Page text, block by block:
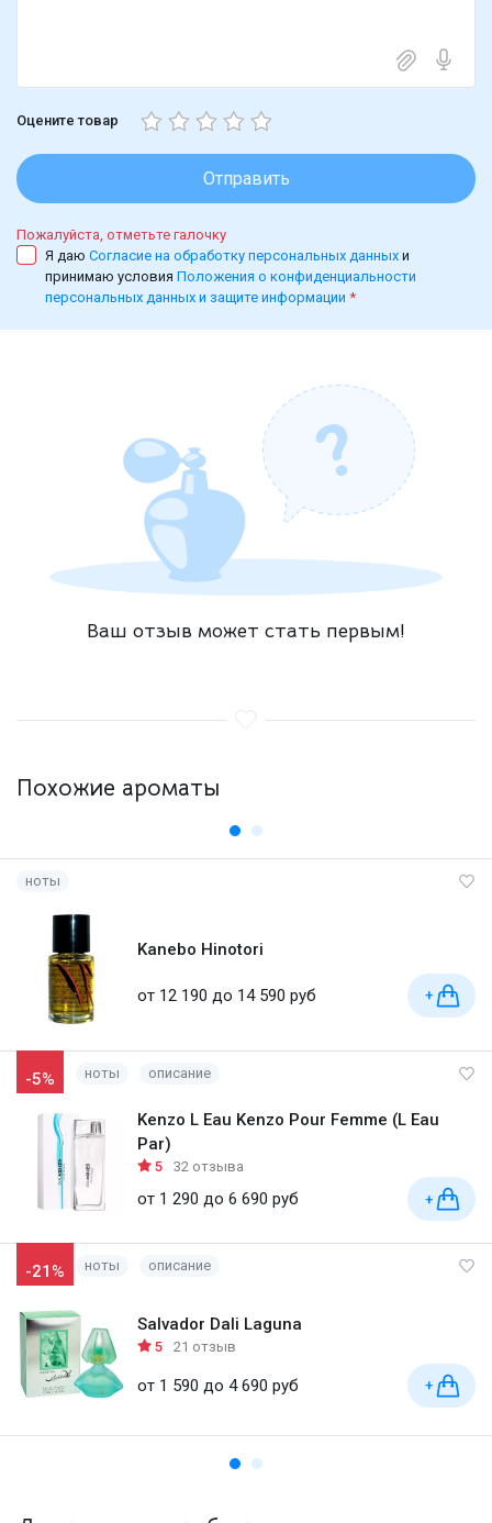
Оцените товар
Отправить
Пожалуйста, отметьте галочку
Я даю Согласие на обработку персональных данных и
принимаю условия Положения о конфиденциальности
персональных данных и защите информации *
Ваш отзыв может стать первым!
Похожие ароматы
ноты
Kanebo Hinotori
от 12 190 до 14 590 руб +
-5% ноты описание
Kenzo L Eau Kenzo Pour Femme (L Eau
Par)
5 32 отзыва
от 1 290 до 6 690 руб +
-21% ноты описание
Salvador Dali Laguna
5 21 отзыв
от 1 590 до 4 690 руб +